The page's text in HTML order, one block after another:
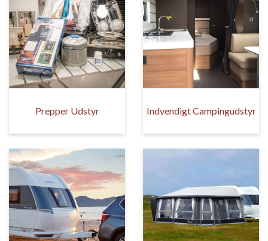
Prepper Udstyr Indvendigt Campingudstyr